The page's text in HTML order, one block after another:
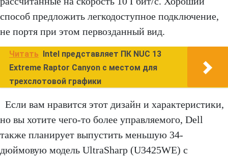
способ предложить легкодоступное подключение,
не портя при этом первозданный вид.
Читать Intel представляет ПК NUC 13
Extreme Raptor Canyon с местом для
трехслотовой графики
Если вам нравится этот дизайн и характеристики,
но вы хотите чего-то более управляемого, Dell
также планирует выпустить меньшую 34-
дюймовую модель UltraSharp (U3425WE) с